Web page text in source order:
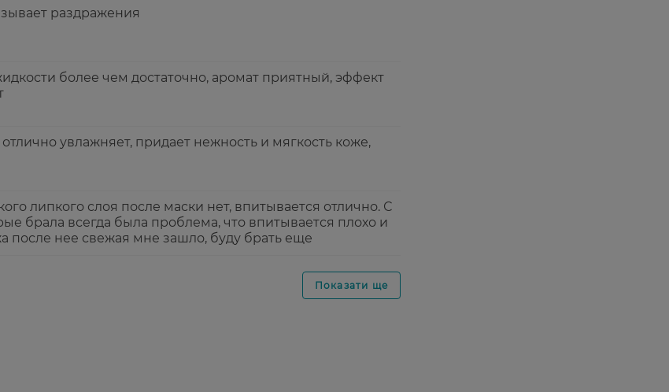
раздражения
более чем достаточно, аромат приятный, эффект
увлажняет, придает нежность и мягкость коже,
липкого слоя после маски нет, впитывается отлично. С
брала всегда была проблема, что впитывается плохо и
после нее свежая мне зашло, буду брать еще
Показати ще